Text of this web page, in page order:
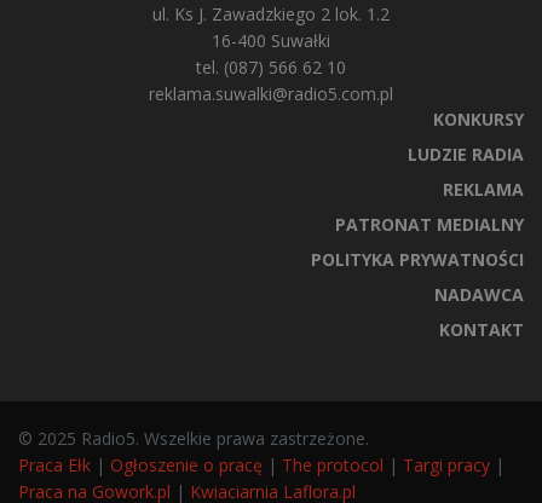
ul. Ks J. Zawadzkiego 2 lok. 1.2
16-400 Suwałki
tel. (087) 566 62 10
reklama.suwalki@radio5.com.pl
KONKURSY
LUDZIE RADIA
REKLAMA
PATRONAT MEDIALNY
POLITYKA PRYWATNOŚCI
NADAWCA
KONTAKT
© 2025 Radio5. Wszelkie prawa zastrzeżone.
Praca Ełk | Ogłoszenie o pracę | The protocol | Targi pracy |
Praca na Gowork.pl | Kwiaciarnia Laflora.pl